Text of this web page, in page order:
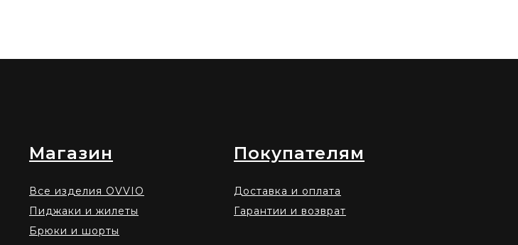
Доставка и оплата
Гарантии и возврат
Покупателям
Все изделия OVVIO
Пиджаки и жилеты
Брюки и шорты
Магазин